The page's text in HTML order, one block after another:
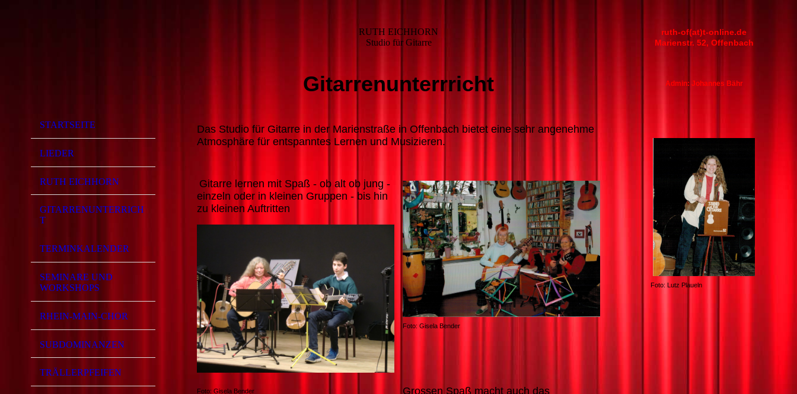
STARTSEITE
LIEDER
RUTH EICHHORN
GITARRENUNTERRICH
T
TERMINKALENDER
SEMINARE UND
WORKSHOPS
RHEIN-MAIN-CHOR
SUBDOMINANZEN
TRÄLLERPFEIFEN
RUTH EICHHORN
Studio für Gitarre
Gitarrenunterrricht
Das Studio für Gitarre in der Marienstraße in Offenbach bietet eine sehr angenehme
Atmosphäre für entspanntes Lernen und Musizieren.
Gitarre lernen mit Spaß - ob alt ob jung -
einzeln oder in kleinen Gruppen - bis hin
zu kleinen Auftritten
Foto: Gisela Bender
Foto: Gisela Bender
Grossen Spaß macht auch das
ruth-of(at)t-online.de
Marienstr. 52, Offenbach
Admin: Johannes Bähr
Foto: Lutz Plaueln